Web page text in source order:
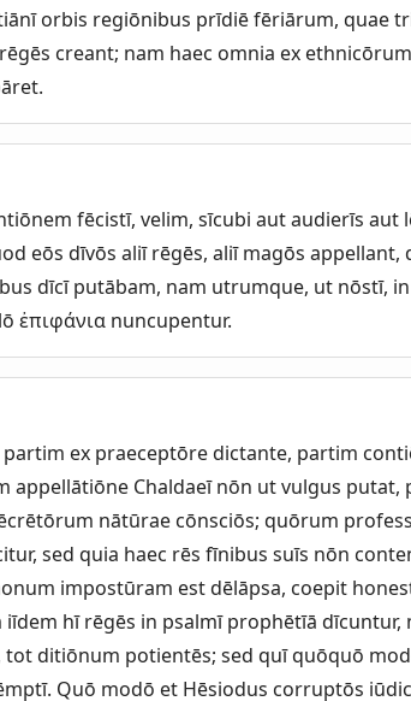
orbis regiōnibus prīdiē fēriārum, quae
creant; nam haec omnia ex
fēcistī, velim, sīcubi aut audierīs aut
eōs dīvōs aliī rēgēs, aliī magōs
dīcī putābam, nam utrumque, ut nōstī,
ἐπιφάνια nuncupentur.
partim ex praeceptōre dictante, partim
appellātiōne Chaldaeī nōn ut vulgus putat,
nātūrae cōnsciōs; quōrum
sed quia haec rēs fīnibus suīs nōn
impostūram est dēlāpsa, coepit
hī rēgēs in psalmī prophētīā dīcuntur,
tot ditiōnum potientēs; sed quī quōquō
Quō modō et Hēsiodus corruptōs